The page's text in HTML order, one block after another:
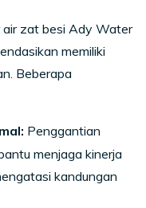
air zat besi Ady Water
memiliki
Beberapa
Penggantian
menjaga kinerja
kandungan